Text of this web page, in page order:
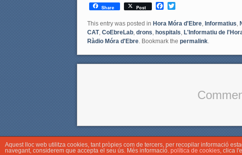
Share Post
F
c
e
b
o
o
i
t
t
e
r
This entry was posted in Hora Móra d'Ebre, Informatius,
CAT, CoEbreLab, drons, hospitals, L'Informatiu de
Ràdio Móra d'Ebre. Bookmark the permalink.
Aquest lloc web utilitza cookies, tant pròpies com de tercers, per recopilar informació
navegant, considerem que accepta el seu ús. Més informació. política de cookies, clica